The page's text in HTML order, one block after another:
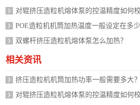
对辊挤压造粒机熔体泵的控温精度如何校
POE造粒机机筒加热温度一般设定在多少
双螺杆挤压造粒机熔体泵怎么加热？
相关资讯
挤压造粒机机筒加热功率一般需要多大？
对辊挤压造粒机熔体泵的控温精度如何校